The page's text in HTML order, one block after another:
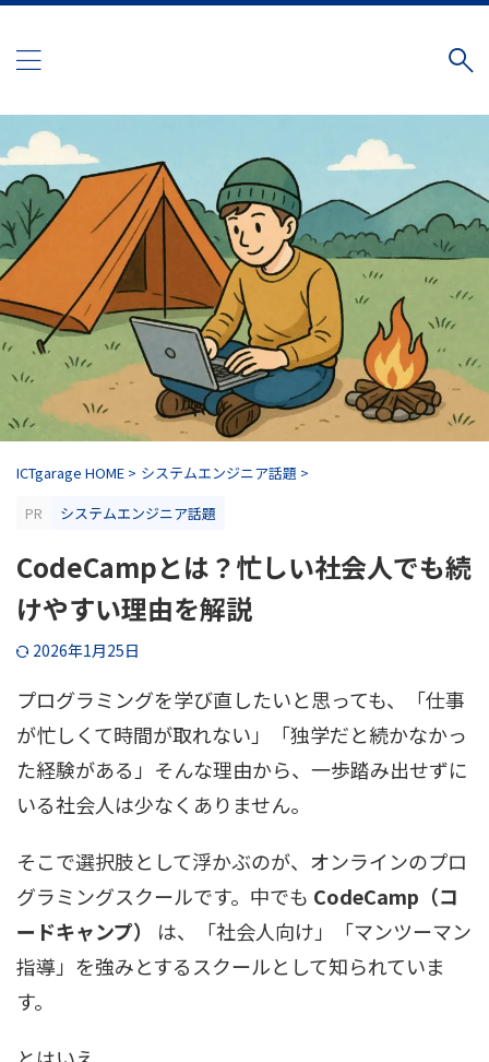
ICTgarage HOME > システムエンジニア話題 >
PR
システムエンジニア話題
CodeCampとは？忙しい社会人でも続
けやすい理由を解説
2026年1月25日
プログラミングを学び直したいと思っても、「仕事
が忙しくて時間が取れない」「独学だと続かなかっ
た経験がある」そんな理由から、一歩踏み出せずに
いる社会人は少なくありません。
そこで選択肢として浮かぶのが、オンラインのプロ
グラミングスクールです。中でも CodeCamp（コ
ードキャンプ）
は、「社会人向け」「マンツーマン
指導」を強みとするスクールとして知られていま
す。